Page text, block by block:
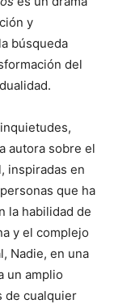
y
búsqueda
del
autora sobre el
inspiradas en
que ha
la habilidad de
y el complejo
Nadie, en una
un amplio
de cualquier